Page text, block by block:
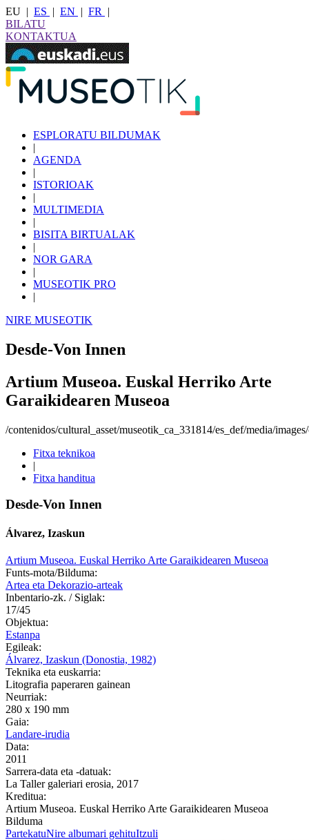
EU | ES | EN | FR
|
BILATU
KONTAKTUA
ESPLORATU BILDUMAK
|
AGENDA
|
ISTORIOAK
|
MULTIMEDIA
|
BISITA BIRTUALAK
|
NOR GARA
|
MUSEOTIK PRO
|
NIRE MUSEOTIK
Desde-Von Innen
Artium Museoa. Euskal Herriko Arte
Garaikidearen Museoa
/contenidos/cultural_asset/museotik_ca_331814/es_def/media/
Fitxa teknikoa
|
Fitxa handitua
Desde-Von Innen
Álvarez, Izaskun
Artium Museoa. Euskal Herriko Arte Garaikidearen Museoa
Funts-mota/Bilduma:
Artea eta Dekorazio-arteak
Inbentario-zk. / Siglak:
17/45
Objektua:
Estanpa
Egileak:
Álvarez, Izaskun (Donostia, 1982)
Teknika eta euskarria:
Litografia paperaren gainean
Neurriak:
280 x 190 mm
Gaia:
Landare-irudia
Data:
2011
Sarrera-data eta -datuak:
La Taller galeriari erosia, 2017
Kreditua:
Artium Museoa. Euskal Herriko Arte Garaikidearen Museoa
Bilduma
PartekatuNire albumari gehituItzuli